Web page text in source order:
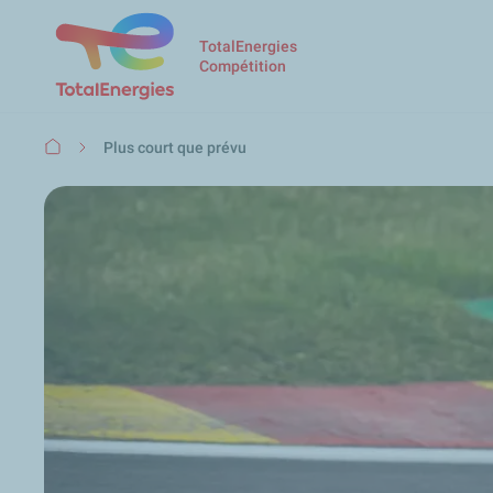
TotalEnergies
Compétition
Fil
Plus court que prévu